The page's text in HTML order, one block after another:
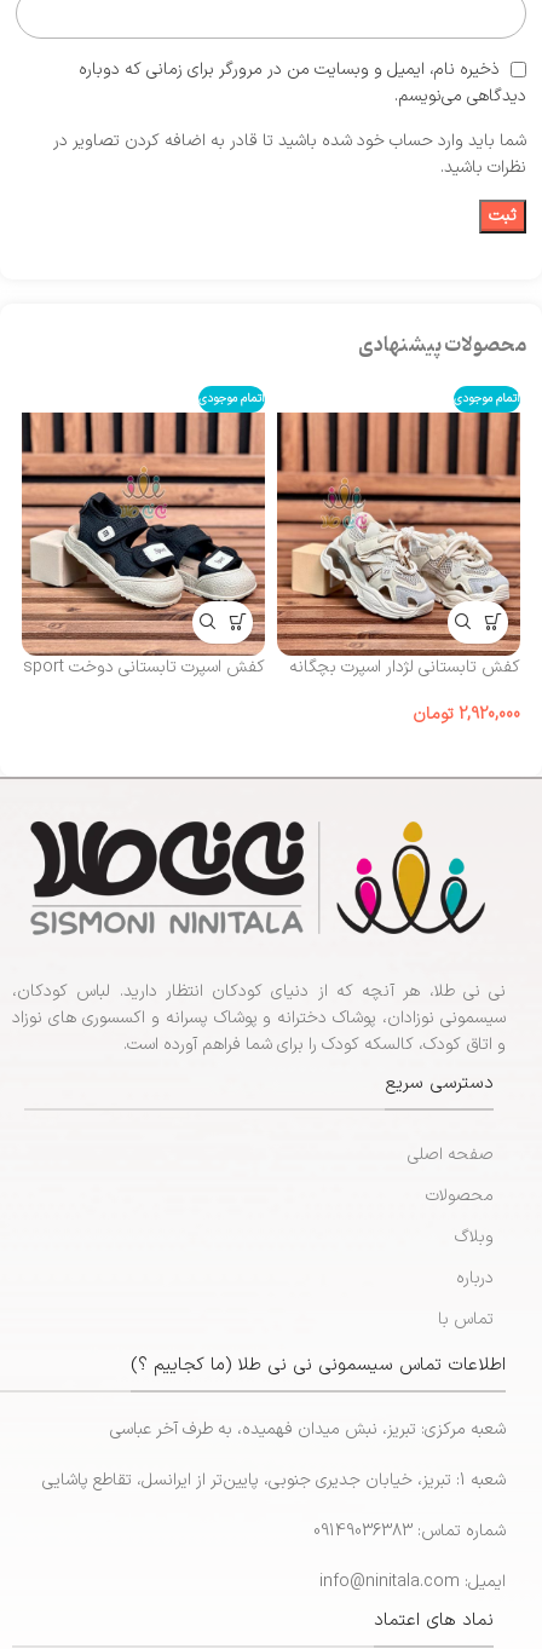
ذخیره نام، ایمیل و وبسایت من در مرورگر برای زمانی که دوباره
دیدگاهی می‌نویسم.
شما باید وارد حساب خود شده باشید تا قادر به اضافه کردن تصاویر در
نظرات باشید.
محصولات پیشنهادی
اتمام موجودی
کفش تابستانی لژدار اسپرت بچگانه
2,920,000 تومان
اتمام موجودی
کفش اسپرت تابستانی دوخت sport
نی نی طلا، هر آنچه که از دنیای کودکان انتظار دارید. لباس کودکان،
سیسمونی نوزادان، پوشاک دخترانه و پوشاک پسرانه و اکسسوری های نوزاد
و اتاق کودک، کالسکه کودک را برای شما فراهم آورده است.
دسترسی سریع
صفحه اصلی
محصولات
وبلاگ
درباره
تماس با
اطلاعات تماس سیسمونی نی نی طلا (ما کجاییم ؟)
شعبه مرکزی: تبریز، نبش میدان فهمیده، به طرف آخر عباسی
شعبه 1: تبریز، خیابان جدیری جنوبی، پایین‌تر از ایرانسل، تقاطع پاشایی
شماره تماس: 09149036383
ایمیل: info@ninitala.com
نماد های اعتماد